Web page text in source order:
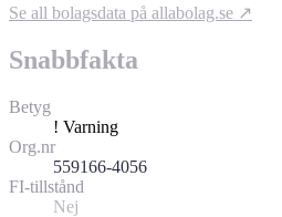
Se all bolagsdata på allabolag.se ↗
Snabbfakta
Betyg
! Varning
Org.nr
559166-4056
FI-tillstånd
Nej